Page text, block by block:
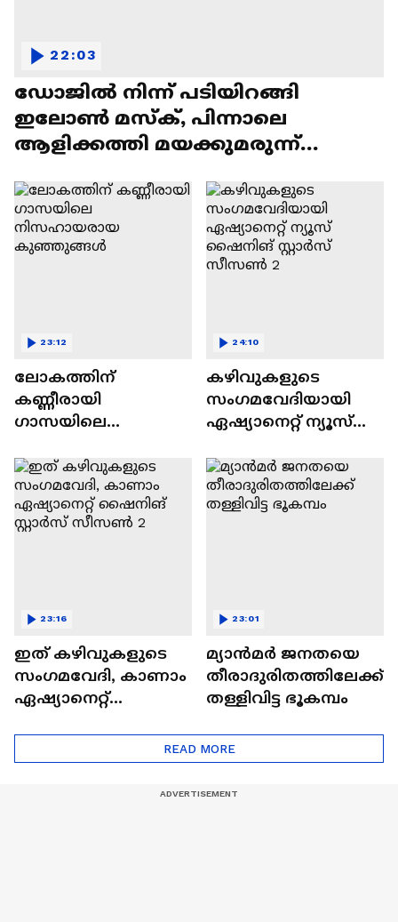
ഡോജിൽ നിന്ന് പടിയിറങ്ങി
ഇലോൺ മസ്ക്, പിന്നാലെ
ആളിക്കത്തി മയക്കുമരുന്ന്
22:03
ലോകത്തിന്
കണ്ണീരായി
ഗാസയിലെ
കുഞ്ഞുങ്ങൾ
23:12
കഴിവുകളുടെ
സംഗമവേദിയായി
ഏഷ്യാനെറ്റ് ന്യൂസ്
സീസൺ 2
24:10
ഇത് കഴിവുകളുടെ
സംഗമവേദി, കാണാം
ഏഷ്യാനെറ്റ്
23:16
മ്യാൻമർ ജനതയെ
തീരാദുരിതത്തിലേക്ക്
തള്ളിവിട്ട ഭൂകമ്പം
23:01
READ MORE